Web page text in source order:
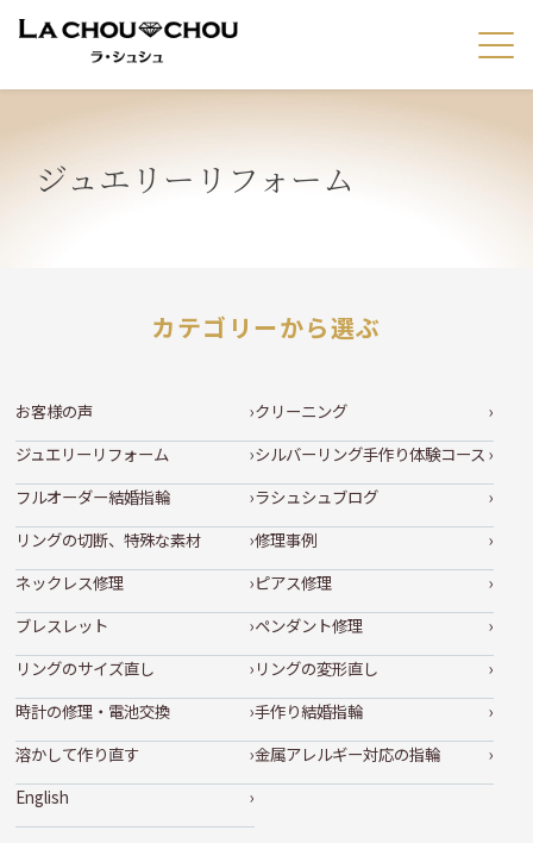
ジュエリーリフォーム
カテゴリーから選ぶ
お客様の声
クリーニング
ジュエリーリフォーム
シルバーリング手作り体験コース
フルオーダー結婚指輪
ラシュシュブログ
リングの切断、特殊な素材
修理事例
ネックレス修理
ピアス修理
ブレスレット
ペンダント修理
リングのサイズ直し
リングの変形直し
時計の修理・電池交換
手作り結婚指輪
溶かして作り直す
金属アレルギー対応の指輪
English